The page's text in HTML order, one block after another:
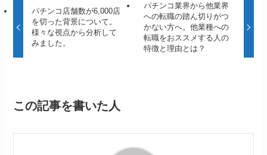
パチンコ店舗数が6,000店
を切った背景について。
様々な視点から分析して
みました。
パチンコ業界から他業界
への転職の踏ん切りがつ
かない方へ。他業種への
転職をおススメする人の
特徴と理由とは？
この記事を書いた人